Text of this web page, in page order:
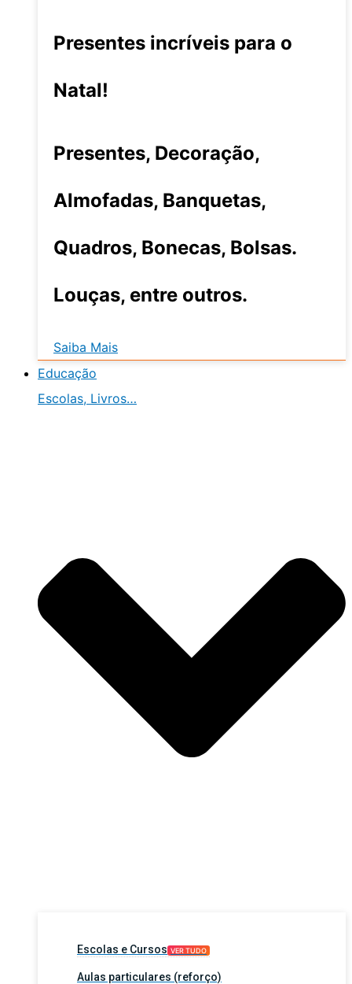
Presentes incríveis para o
Natal!
Presentes, Decoração,
Almofadas, Banquetas,
Quadros, Bonecas, Bolsas.
Louças, entre outros.
Saiba Mais
Educação
Escolas, Livros…
Escolas e Cursos VER TUDO
Aulas particulares (reforço)